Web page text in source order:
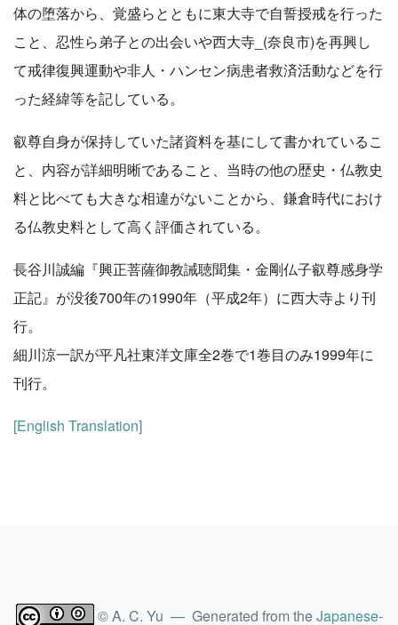
体の堕落から、覚盛らとともに東大寺で自誓授戒を行った
こと、忍性ら弟子との出会いや西大寺_(奈良市)を再興し
て戒律復興運動や非人・ハンセン病患者救済活動などを行
った経緯等を記している。
叡尊自身が保持していた諸資料を基にして書かれているこ
と、内容が詳細明晰であること、当時の他の歴史・仏教史
料と比べても大きな相違がないことから、鎌倉時代におけ
る仏教史料として高く評価されている。
長谷川誠編『興正菩薩御教誡聴聞集・金剛仏子叡尊感身学
正記』が没後700年の1990年（平成2年）に西大寺より刊
行。
細川涼一訳が平凡社東洋文庫全2巻で1巻目のみ1999年に
刊行。
[English Translation]
© A. C. Yu — Generated from theJapanese-